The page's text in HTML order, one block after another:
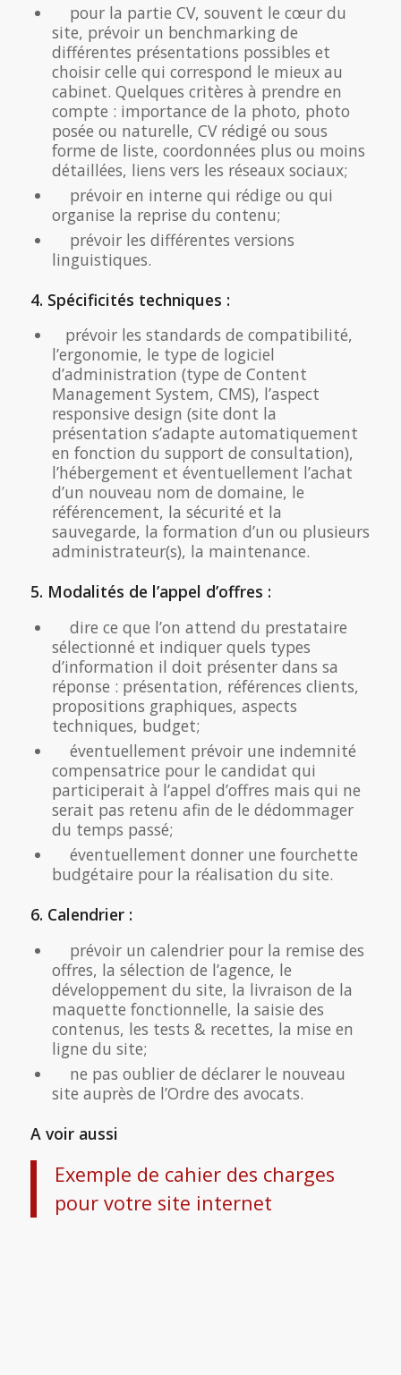
pour la partie CV, souvent le cœur du
site, prévoir un benchmarking de
différentes présentations possibles et
choisir celle qui correspond le mieux au
cabinet. Quelques critères à prendre en
compte : importance de la photo, photo
posée ou naturelle, CV rédigé ou sous
forme de liste, coordonnées plus ou moins
détaillées, liens vers les réseaux sociaux;
prévoir en interne qui rédige ou qui
organise la reprise du contenu;
prévoir les différentes versions
linguistiques.
4. Spécificités techniques :
prévoir les standards de compatibilité,
l’ergonomie, le type de logiciel
d’administration (type de Content
Management System, CMS), l’aspect
responsive design (site dont la
présentation s’adapte automatiquement
en fonction du support de consultation),
l’hébergement et éventuellement l’achat
d’un nouveau nom de domaine, le
référencement, la sécurité et la
sauvegarde, la formation d’un ou plusieurs
administrateur(s), la maintenance.
5. Modalités de l’appel d’offres :
dire ce que l’on attend du prestataire
sélectionné et indiquer quels types
d’information il doit présenter dans sa
réponse : présentation, références clients,
propositions graphiques, aspects
techniques, budget;
éventuellement prévoir une indemnité
compensatrice pour le candidat qui
participerait à l’appel d’offres mais qui ne
serait pas retenu afin de le dédommager
du temps passé;
éventuellement donner une fourchette
budgétaire pour la réalisation du site.
6. Calendrier :
prévoir un calendrier pour la remise des
offres, la sélection de l’agence, le
développement du site, la livraison de la
maquette fonctionnelle, la saisie des
contenus, les tests & recettes, la mise en
ligne du site;
ne pas oublier de déclarer le nouveau
site auprès de l’Ordre des avocats.
A voir aussi
Exemple de cahier des charges
pour votre site internet